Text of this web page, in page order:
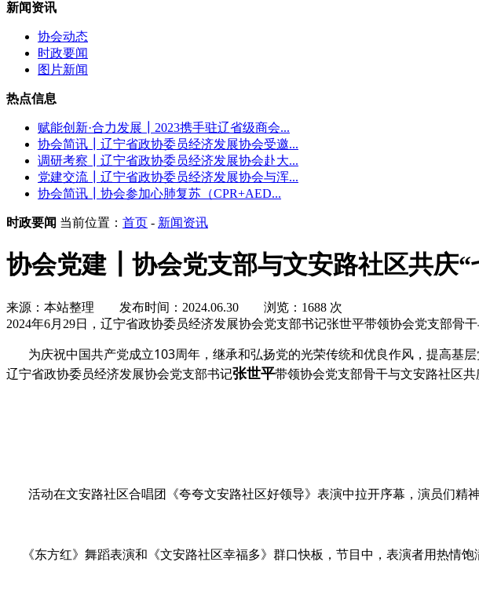
新闻资讯
协会动态
时政要闻
图片新闻
热点信息
赋能创新·合力发展┃2023携手驻辽省级商会...
协会简讯┃辽宁省政协委员经济发展协会受邀...
调研考察┃辽宁省政协委员经济发展协会赴大...
党建交流┃辽宁省政协委员经济发展协会与浑...
协会简讯┃协会参加心肺复苏（CPR+AED...
时政要闻 当前位置： 首页 - 新闻资讯
协会党建┃协会党支部与文安路社区共庆“
来源：本站整理 发布时间：2024.06.30 浏览：1688 次
2024年6月29日，辽宁省政协委员经济发展协会党支部书记张世平带领协会党支部骨
为庆祝中国共产党成立103周年，继承和弘扬党的光荣传统和优良作风，提高基
辽宁省政协委员经济发展协会党支部书记张世平带领协会党支部骨干与文安路社区
活动在文安路社区合唱团《夸夸文安路社区好领导》表演中拉开序幕，演员们精
《东方红》舞蹈表演和《文安路社区幸福多》群口快板，节目中，表演者用热情饱